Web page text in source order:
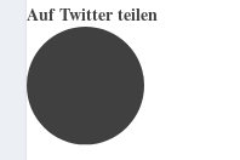
Auf Twitter teilen